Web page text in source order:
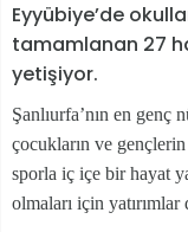
Eyyübiye’de
tamamlanan 27
yetişiyor.
Şanlıurfa’nın en genç
çocukların ve gençlerin
sporla iç içe bir hayat
olmaları için